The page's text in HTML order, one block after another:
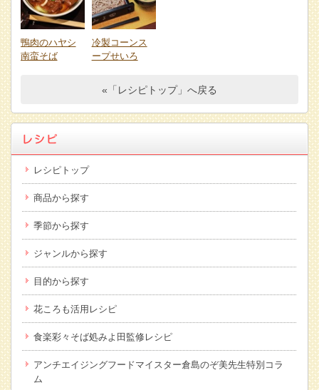
鴨肉のハヤシ
南蛮そば
冷製コーンス
ープせいろ
«「レシピトップ」へ戻る
レシピトップ
商品から探す
季節から探す
ジャンルから探す
目的から探す
花ころも活用レシピ
食楽彩々そば処みよ田監修レシピ
アンチエイジングフードマイスター倉島のぞ美先生特別コラ
ム